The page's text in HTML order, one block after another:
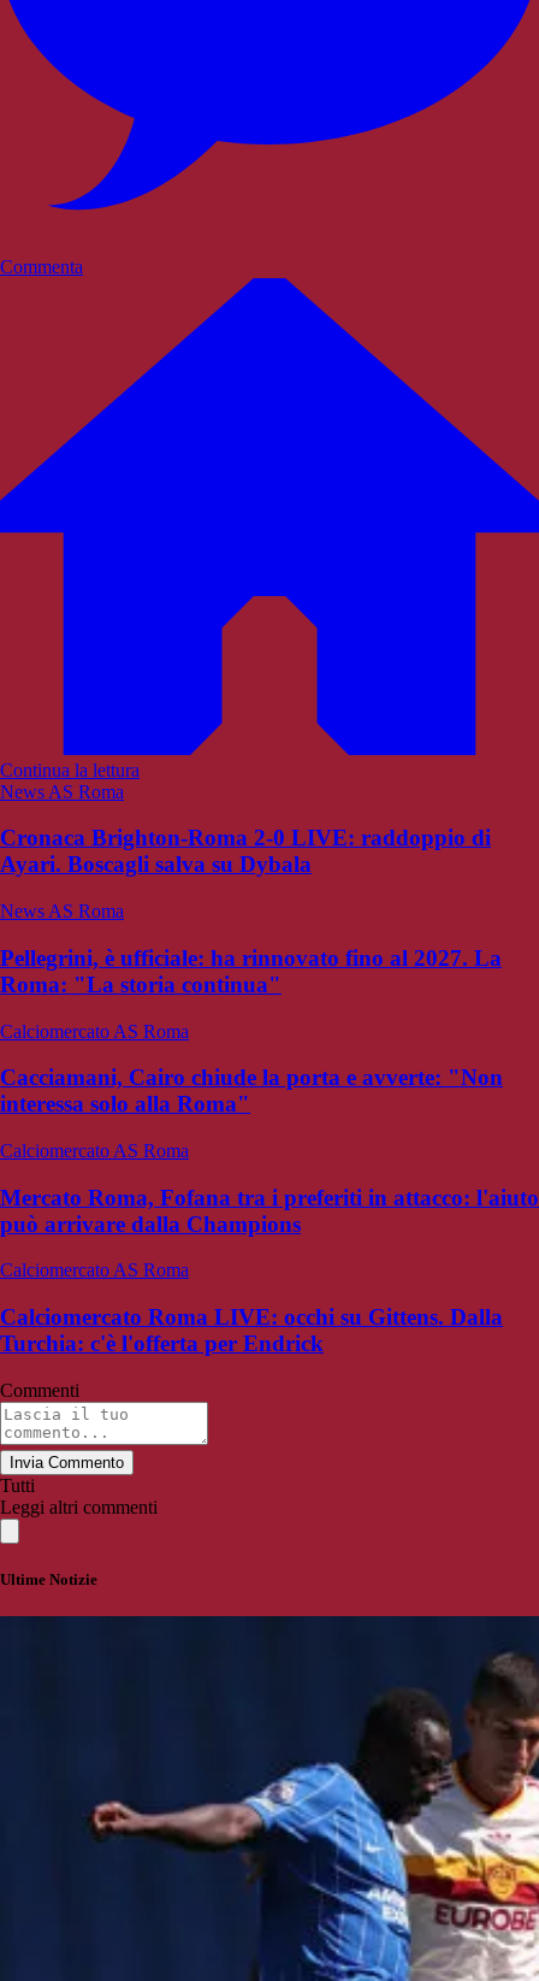
Commenta
Continua la lettura
News AS Roma
Cronaca Brighton-Roma 2-0 LIVE: raddoppio di
Ayari. Boscagli salva su Dybala
News AS Roma
Pellegrini, è ufficiale: ha rinnovato fino al 2027. La
Roma: "La storia continua"
Calciomercato AS Roma
Cacciamani, Cairo chiude la porta e avverte: "Non
interessa solo alla Roma"
Calciomercato AS Roma
Mercato Roma, Fofana tra i preferiti in attacco: l'aiuto
può arrivare dalla Champions
Calciomercato AS Roma
Calciomercato Roma LIVE: occhi su Gittens. Dalla
Turchia: c'è l'offerta per Endrick
Commenti
Invia Commento
Tutti
Leggi altri commenti
Ultime Notizie